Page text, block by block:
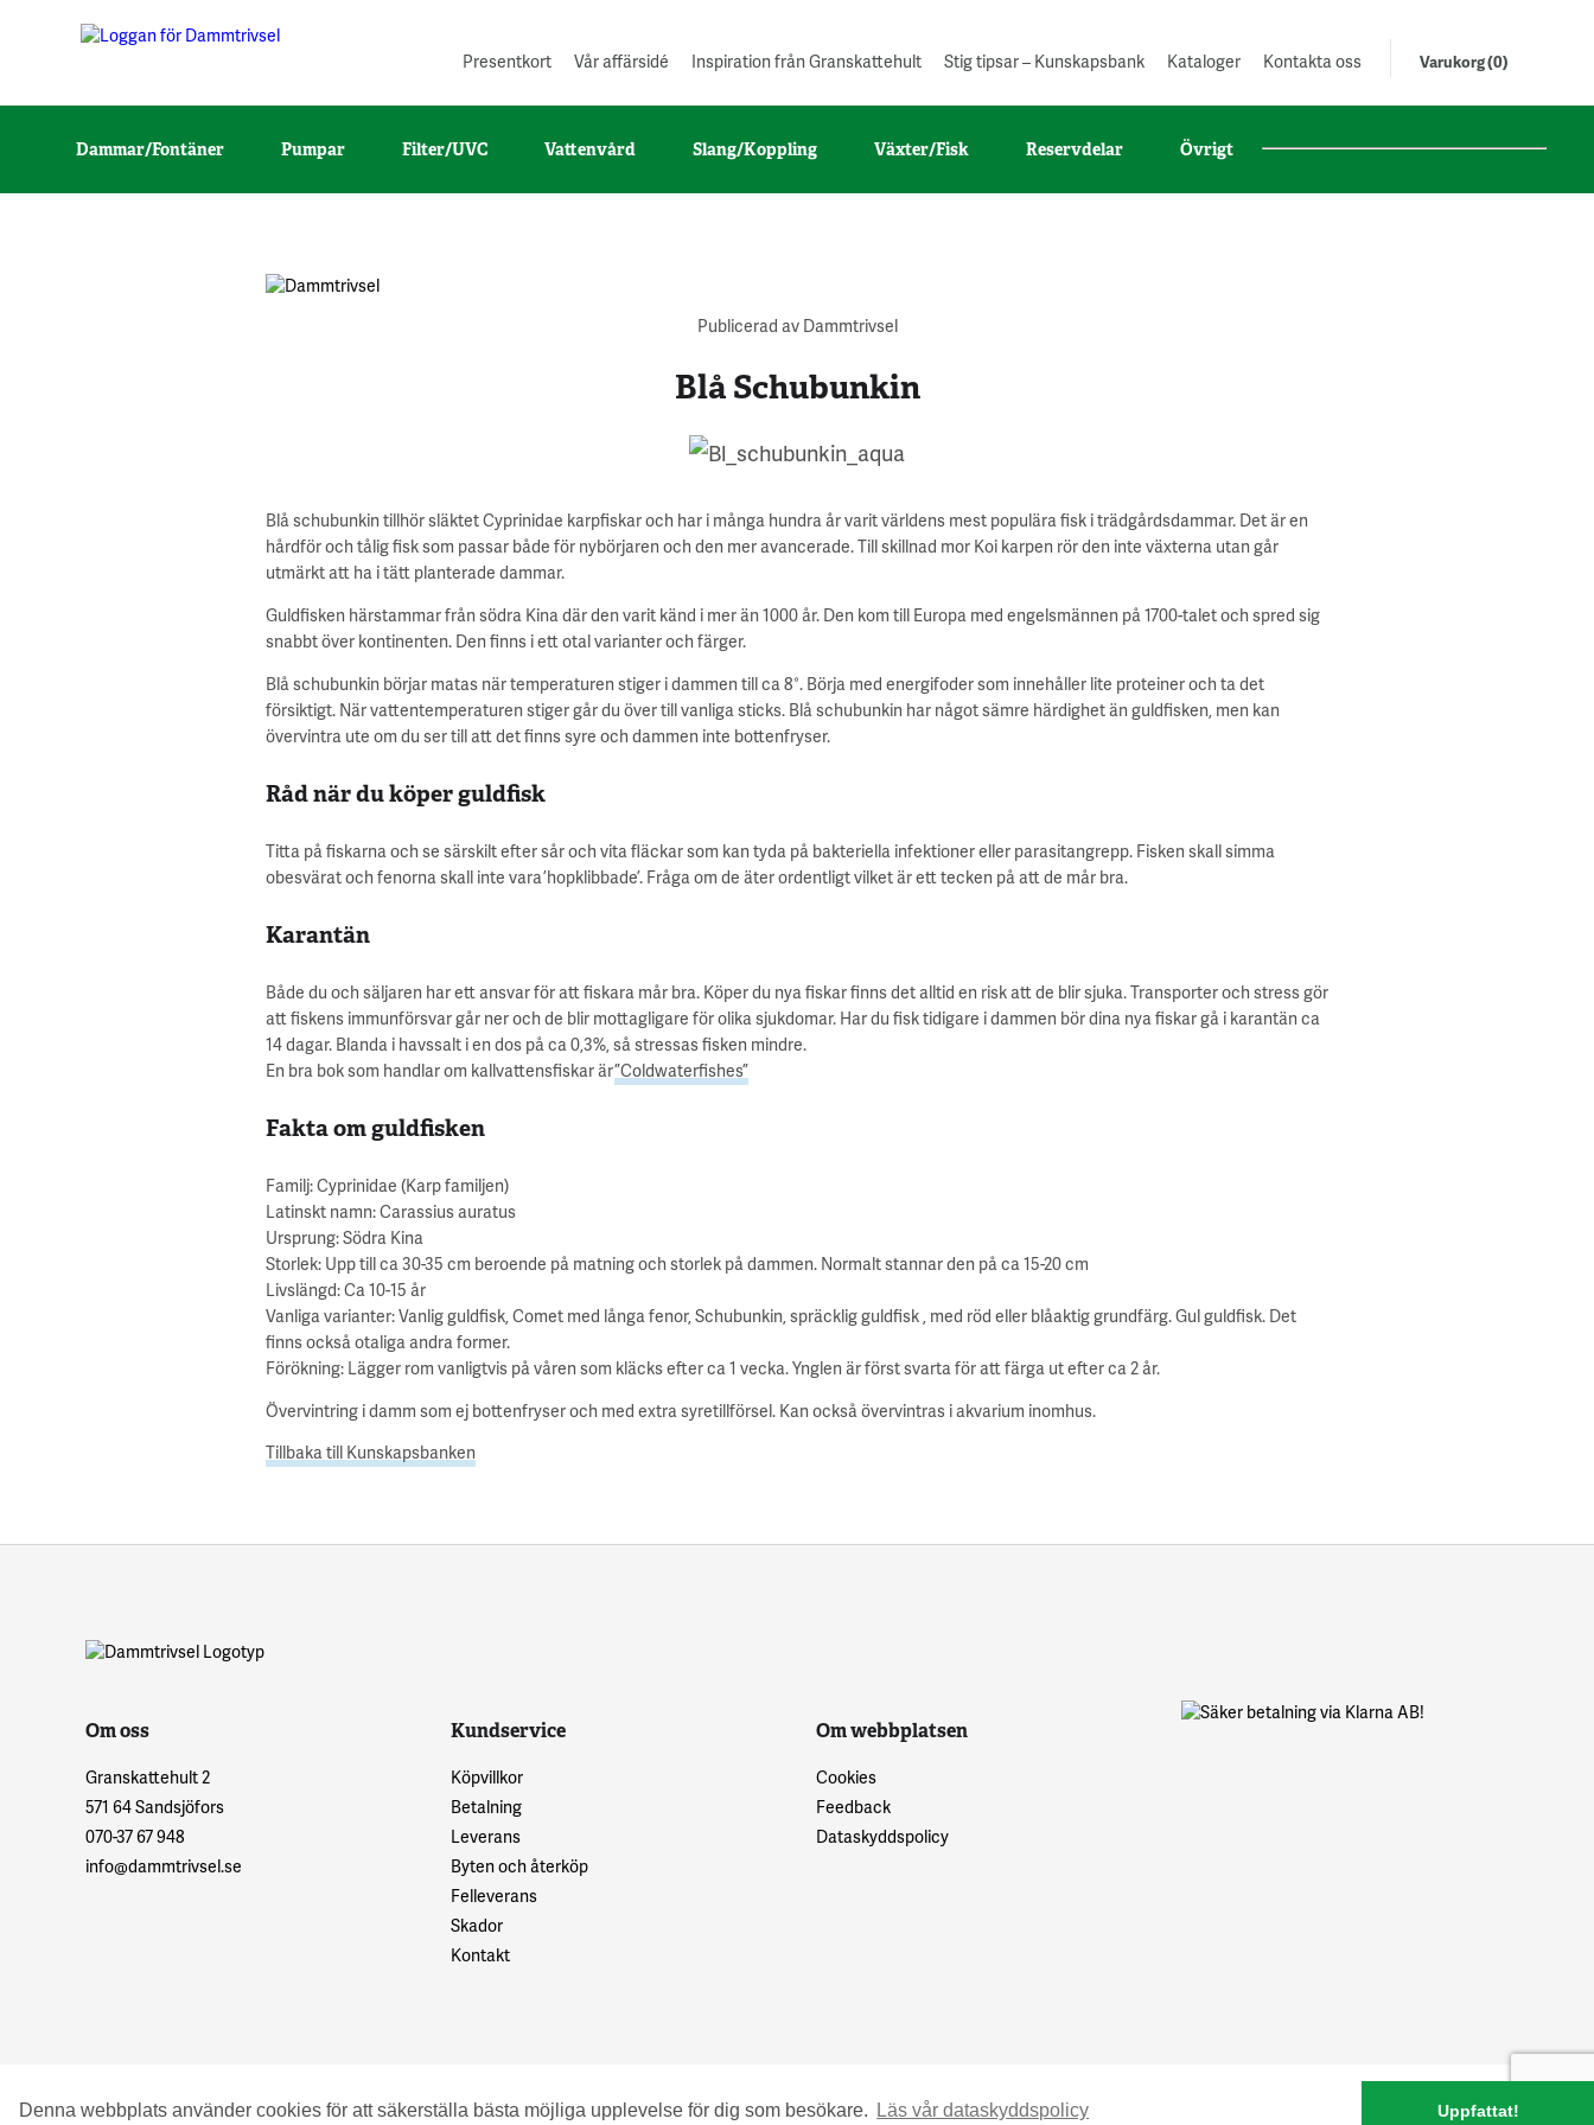
Denna webbplats använder cookies för att säkerställa bästa möjliga upplevelse för dig som besökare. Läs vår dataskyddspolicy Uppfattat!
Varukorg (0)
Presentkort Vår affärsidé Inspiration från Granskattehult Stig tipsar – Kunskapsbank Kataloger Kontakta oss
Dammar/Fontäner Pumpar Filter/UVC Vattenvård Slang/Koppling Växter/Fisk Reservdelar Övrigt
Publicerad av Dammtrivsel
Blå Schubunkin
Blå schubunkin tillhör släktet Cyprinidae karpfiskar och har i många hundra år varit världens mest populära fisk i trädgårdsdammar. Det är en
hårdför och tålig fisk som passar både för nybörjaren och den mer avancerade. Till skillnad mor Koi karpen rör den inte växterna utan går
utmärkt att ha i tätt planterade dammar.
Guldfisken härstammar från södra Kina där den varit känd i mer än 1000 år. Den kom till Europa med engelsmännen på 1700-talet och spred sig
snabbt över kontinenten. Den finns i ett otal varianter och färger.
Blå schubunkin börjar matas när temperaturen stiger i dammen till ca 8°. Börja med energifoder som innehåller lite proteiner och ta det
försiktigt. När vattentemperaturen stiger går du över till vanliga sticks. Blå schubunkin har något sämre härdighet än guldfisken, men kan
övervintra ute om du ser till att det finns syre och dammen inte bottenfryser.
Råd när du köper guldfisk
Titta på fiskarna och se särskilt efter sår och vita fläckar som kan tyda på bakteriella infektioner eller parasitangrepp. Fisken skall simma
obesvärat och fenorna skall inte vara ’hopklibbade’. Fråga om de äter ordentligt vilket är ett tecken på att de mår bra.
Karantän
Både du och säljaren har ett ansvar för att fiskara mår bra. Köper du nya fiskar finns det alltid en risk att de blir sjuka. Transporter och stress gör
att fiskens immunförsvar går ner och de blir mottagligare för olika sjukdomar. Har du fisk tidigare i dammen bör dina nya fiskar gå i karantän ca
14 dagar. Blanda i havssalt i en dos på ca 0,3%, så stressas fisken mindre.
En bra bok som handlar om kallvattensfiskar är”Coldwaterfishes”
Fakta om guldfisken
Familj: Cyprinidae (Karp familjen)
Latinskt namn: Carassius auratus
Ursprung: Södra Kina
Storlek: Upp till ca 30-35 cm beroende på matning och storlek på dammen. Normalt stannar den på ca 15-20 cm
Livslängd: Ca 10-15 år
Vanliga varianter: Vanlig guldfisk, Comet med långa fenor, Schubunkin, spräcklig guldfisk , med röd eller blåaktig grundfärg. Gul guldfisk. Det
finns också otaliga andra former.
Förökning: Lägger rom vanligtvis på våren som kläcks efter ca 1 vecka. Ynglen är först svarta för att färga ut efter ca 2 år.
Övervintring i damm som ej bottenfryser och med extra syretillförsel. Kan också övervintras i akvarium inomhus.
Tillbaka till Kunskapsbanken
Om oss
Granskattehult 2
571 64 Sandsjöfors
070-37 67 948
info@dammtrivsel.se
Kundservice
Köpvillkor
Betalning
Leverans
Byten och återköp
Felleverans
Skador
Kontakt
Om webbplatsen
Cookies
Feedback
Dataskyddspolicy
© 2016 Granskattehults Damm- och Trädgårdstrivsel